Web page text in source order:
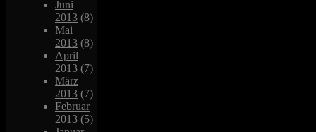
Juni
2013 (8)
Mai
2013 (8)
April
2013 (7)
März
2013 (7)
Februar
2013 (5)